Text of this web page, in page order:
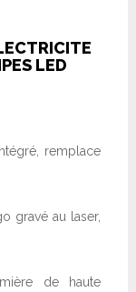
LED
remplace
gravé au laser,
de haute